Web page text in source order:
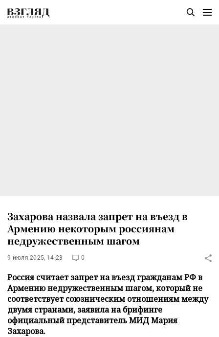
Захарова назвала запрет на въезд в
Армению некоторым россиянам
недружественным шагом
9 июля 2025, 14:23 0
Россия считает запрет на въезд гражданам РФ в
Армению недружественным шагом, который не
соответствует союзническим отношениям между
двумя странами, заявила на брифинге
официальный представитель МИД Мария
Захарова.